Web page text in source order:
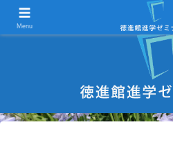
宇部市 学習塾 中学受験 高校受験
Menu